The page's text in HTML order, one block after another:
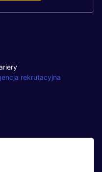
rekrutacyjna